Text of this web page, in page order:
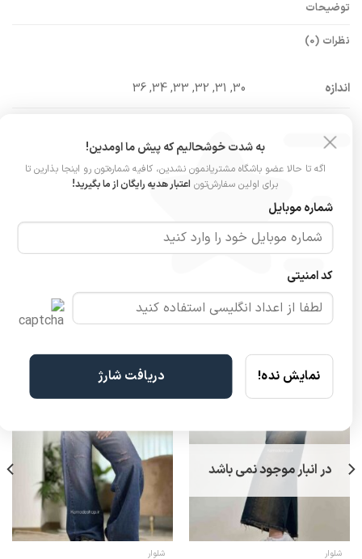
توضیحات
نظرات (0)
اندازه 30, 31, 32, 33, 34, 36
پارچه جین
ویژگی پارچه
پشت کش ندارد
قد شلوار
در انبار موجود نمی باشد
شلوار شلوار
به شدت خوشحالیم که پیش ما اومدین!
اگه تا حالا عضو باشگاه مشتریانمون نشدین، کافیه شماره‌تون رو اینجا بذارین تا
برای اولین سفارش‌توناعتبار هدیه رایگان از ما بگیرید!
شماره موبایل
کد امنیتی
نمایش نده! دریافت شارژ